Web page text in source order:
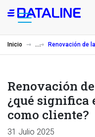
Pasar
principal
Inicio Renovación de
Renovación
¿qué significa
como cliente?
31 Julio 2025